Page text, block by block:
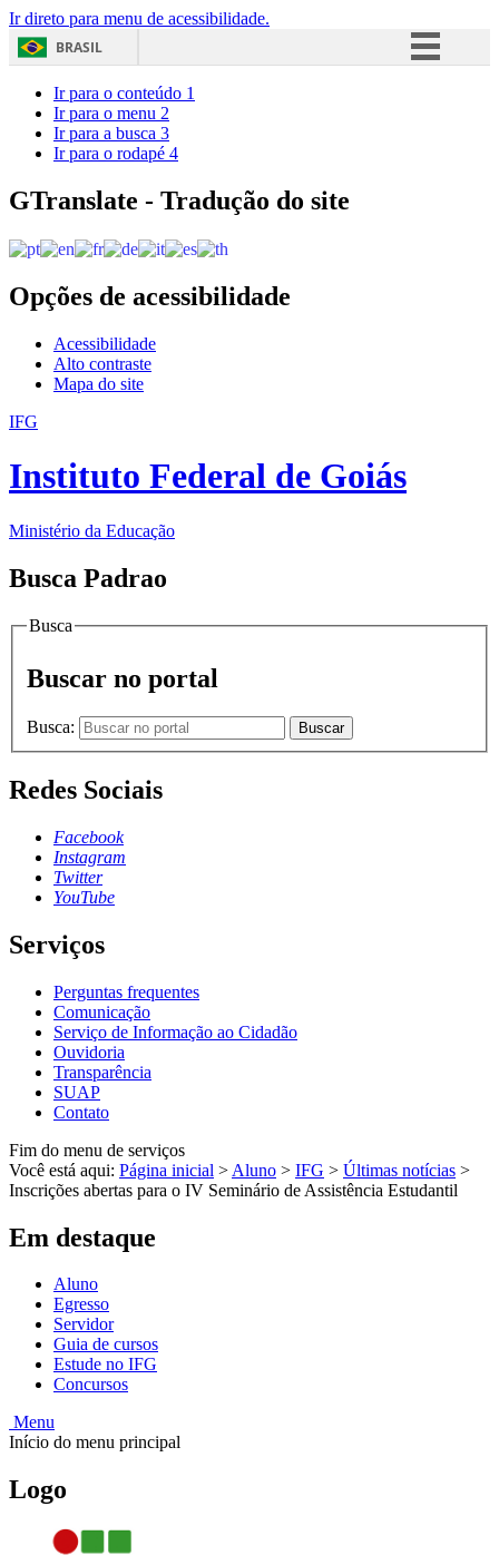
Ir direto para menu de acessibilidade.
BRASIL
Acesso à informação
Ir para o conteúdo 1
Ir para o menu 2
Ir para a busca 3
Ir para o rodapé 4
GTranslate - Tradução do site
Opções de acessibilidade
Acessibilidade
Alto contraste
Mapa do site
IFG
Instituto Federal de Goiás
Ministério da Educação
Busca Padrao
Busca
Buscar no portal
Busca: Buscar
Redes Sociais
Facebook
Instagram
Twitter
YouTube
Serviços
Perguntas frequentes
Comunicação
Serviço de Informação ao Cidadão
Ouvidoria
Transparência
SUAP
Contato
Fim do menu de serviços
Você está aqui: Página inicial > Aluno > IFG > Últimas notícias >
Inscrições abertas para o IV Seminário de Assistência Estudantil
Em destaque
Aluno
Egresso
Servidor
Guia de cursos
Estude no IFG
Concursos
Menu
Início do menu principal
Logo